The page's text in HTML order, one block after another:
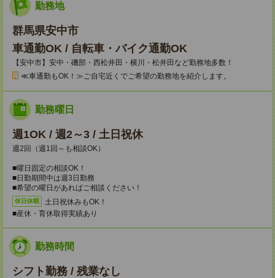
勤務地
群馬県安中市
車通勤OK / 自転車・バイク通勤OK
【安中市】安中・磯部・西松井田・横川・松井田など勤務地多数！
≪車通勤もOK！≫ご自宅近くでご希望の勤務地を紹介します。
勤務曜日
週1OK / 週2～3 / 土日祝休
週2回（週1回～も相談OK）
■曜日固定の相談OK！
■日勤期間中は週3日勤務
■希望の曜日があればご相談ください！
休日休暇
土日祝休みもOK！
■産休・育休取得実績あり
勤務時間
シフト勤務 / 残業なし